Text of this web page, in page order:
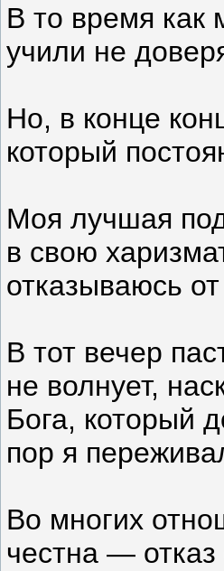
В то время как
учили не
Но, в конце
который
Моя лучшая
в свою
отказываюсь
В тот вечер
не волнует,
Бога, который
пор я
Во многих
честна —